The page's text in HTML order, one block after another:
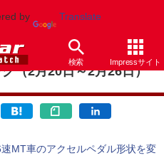
by Translate
検索 Impressサイト
（2月20日～2月26日）
MT車のアクセルペダル形状を変